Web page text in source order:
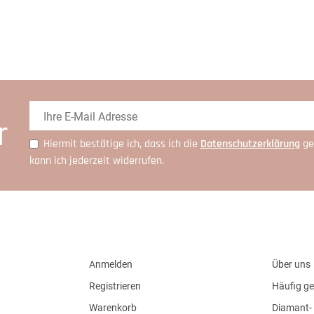
Hiermit bestätige ich, dass ich die Daten­schutz­erklärung
kann ich jederzeit widerrufen.
Anmelden
Registrieren
Warenkorb
Über uns
Häufig